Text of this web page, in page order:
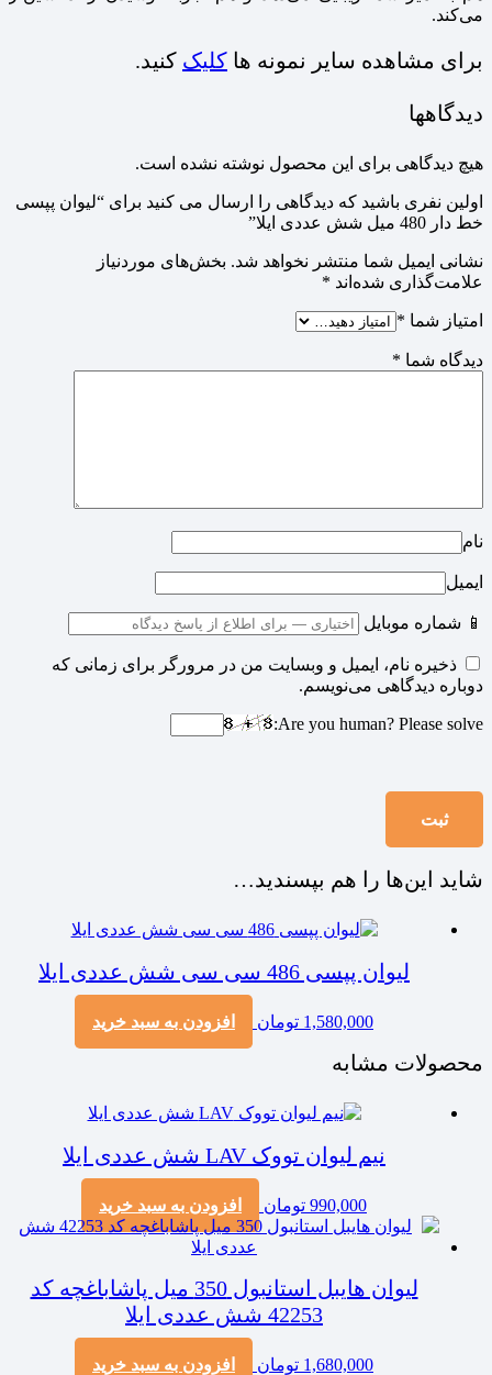
می‌کند.
برای مشاهده سایر نمونه ها کلیک کنید.
دیدگاهها
هیچ دیدگاهی برای این محصول نوشته نشده است.
اولین نفری باشید که دیدگاهی را ارسال می کنید برای “لیوان پپسی
خط دار 480 میل شش عددی ایلا”
نشانی ایمیل شما منتشر نخواهد شد. بخش‌های موردنیاز
علامت‌گذاری شده‌اند *
امتیاز شما *
دیدگاه شما *
نام
ایمیل
📱 شماره موبایل
ذخیره نام، ایمیل و وبسایت من در مرورگر برای زمانی که
دوباره دیدگاهی می‌نویسم.
Are you human? Please solve:
شاید این‌ها را هم بپسندید…
لیوان پپسی 486 سی سی شش عددی ایلا
1,580,000 تومان افزودن به سبد خرید
محصولات مشابه
نیم لیوان تووک LAV شش عددی ایلا
990,000 تومان افزودن به سبد خرید
لیوان هایبل استانبول 350 میل پاشاباغچه کد
42253 شش عددی ایلا
1,680,000 تومان افزودن به سبد خرید